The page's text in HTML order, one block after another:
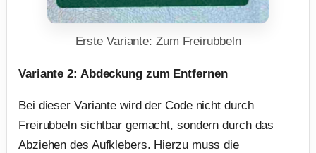
Erste Variante: Zum Freirubbeln
Variante 2: Abdeckung zum Entfernen
Bei dieser Variante wird der Code nicht durch
Freirubbeln sichtbar gemacht, sondern durch das
Abziehen des Aufklebers. Hierzu muss die